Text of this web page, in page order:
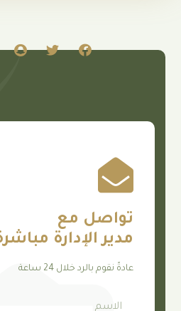
مع
الإدارة مباشرة
بالرد خلال 24 ساعة